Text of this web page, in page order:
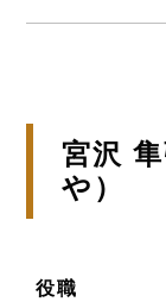
宮沢
や）
役職